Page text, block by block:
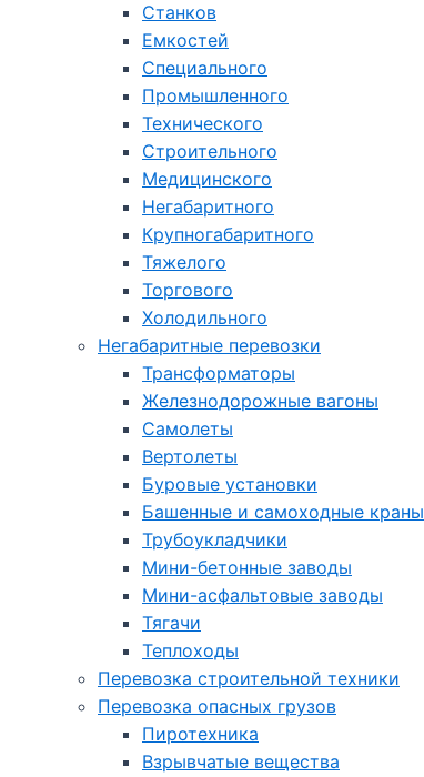
Станков
Емкостей
Специального
Промышленного
Технического
Строительного
Медицинского
Негабаритного
Крупногабаритного
Тяжелого
Торгового
Холодильного
Негабаритные перевозки
Трансформаторы
Железнодорожные вагоны
Самолеты
Вертолеты
Буровые установки
Башенные и самоходные краны
Трубоукладчики
Мини-бетонные заводы
Мини-асфальтовые заводы
Тягачи
Теплоходы
Перевозка строительной техники
Перевозка опасных грузов
Пиротехника
Взрывчатые вещества